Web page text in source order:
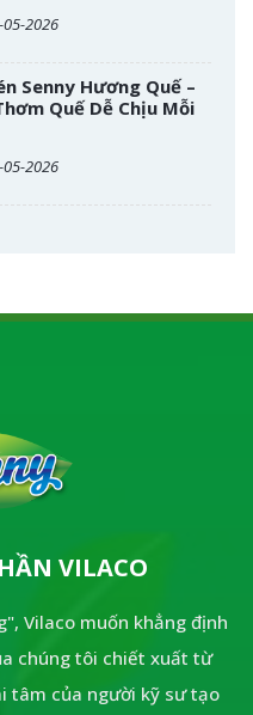
2026
Senny Hương Quế –
Quế Dễ Chịu Mỗi
2026
VILACO
Vilaco muốn khẳng định
chúng tôi chiết xuất từ
tâm của người kỹ sư tạo